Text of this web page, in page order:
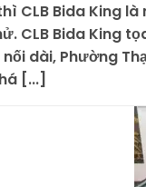
CLB Bida King
CLB Bida King
dài, Phường
[...]